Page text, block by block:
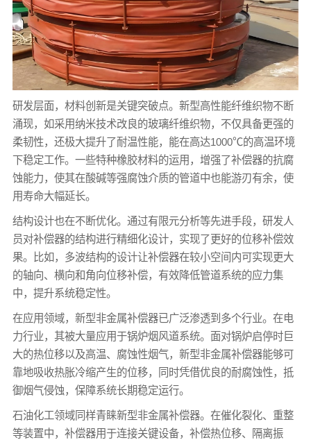
研发层面，材料创新是关键突破点。新型高性能纤维织物不断
涌现，如采用纳米技术改良的玻璃纤维织物，不仅具备更强的
柔韧性，还极大提升了耐温性能，能在高达1000℃的高温环境
下稳定工作。一些特种橡胶材料的运用，增强了补偿器的抗腐
蚀能力，使其在酸碱等强腐蚀介质的管道中也能游刃有余，使
用寿命大幅延长。
结构设计也在不断优化。通过有限元分析等先进手段，研发人
员对补偿器的结构进行精细化设计，实现了更好的位移补偿效
果。比如，多波结构的设计让补偿器在较小空间内可实现更大
的轴向、横向和角向位移补偿，有效降低管道系统的应力集
中，提升系统稳定性。
在应用领域，新型非金属补偿器已广泛渗透到多个行业。在电
力行业，其被大量应用于锅炉烟风道系统。面对锅炉启停时巨
大的热位移以及高温、腐蚀性烟气，新型非金属补偿器能够可
靠地吸收热胀冷缩产生的位移，同时凭借优良的耐腐蚀性，抵
御烟气侵蚀，保障系统长期稳定运行。
石油化工领域同样青睐新型非金属补偿器。在催化裂化、重整
等装置中，补偿器用于连接关键设备，补偿热位移、隔离振